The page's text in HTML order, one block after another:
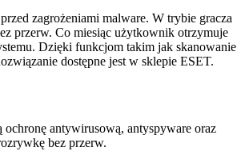
zagrożeniami malware. W trybie gracza
przerw. Co miesiąc użytkownik otrzymuje
Dzięki funkcjom takim jak skanowanie
dostępne jest w sklepie ESET.
antywirusową, antyspyware oraz
bez przerw.